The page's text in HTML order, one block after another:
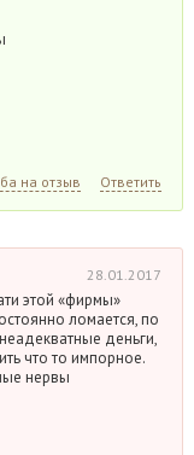
на отзыв Ответить
28.01.2017
этой «фирмы»
ломается, по
деньги,
что то импорное.
нервы